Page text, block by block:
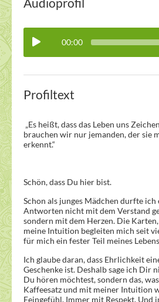
00:00
Profiltext
„Es heißt, dass das Leben uns
brauchen wir nur jemanden, der sie
erkennt.“
Schön, dass Du hier bist.
Schon als junges Mädchen durfte ich
Antworten nicht mit dem Verstand
sondern mit dem Herzen. Die
meine Intuition begleiten mich seit
für mich ein fester Teil meines
Ich glaube daran, dass Ehrlichkeit
Geschenke ist. Deshalb sage ich Dir
Du hören möchtest, sondern das,
Kaffeesatz und mit meiner Intuition
Feingefühl. Immer mit Respekt. Und